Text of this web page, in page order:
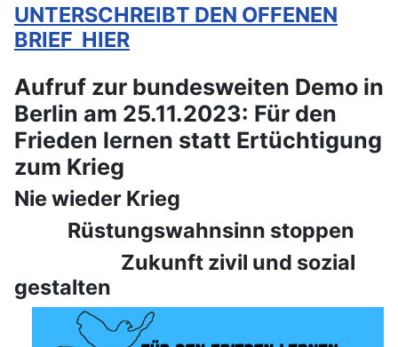
UNTERSCHREIBT DEN OFFENEN
BRIEF HIER
Aufruf zur bundesweiten Demo in
Berlin am 25.11.2023: Für den
Frieden lernen statt Ertüchtigung
zum Krieg
Nie wieder Krieg
Rüstungswahnsinn stoppen
Zukunft zivil und sozial
gestalten